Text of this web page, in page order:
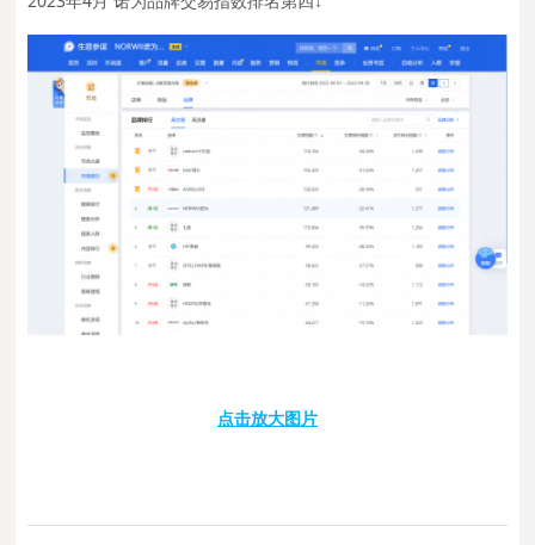
点击放大图片